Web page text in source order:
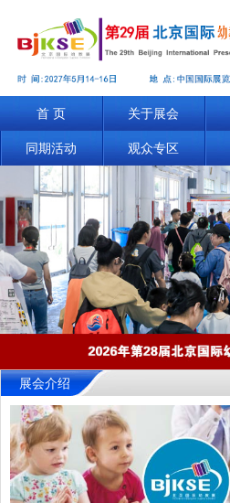
首 页 关于展会
同期活动 观众专区
展会介绍